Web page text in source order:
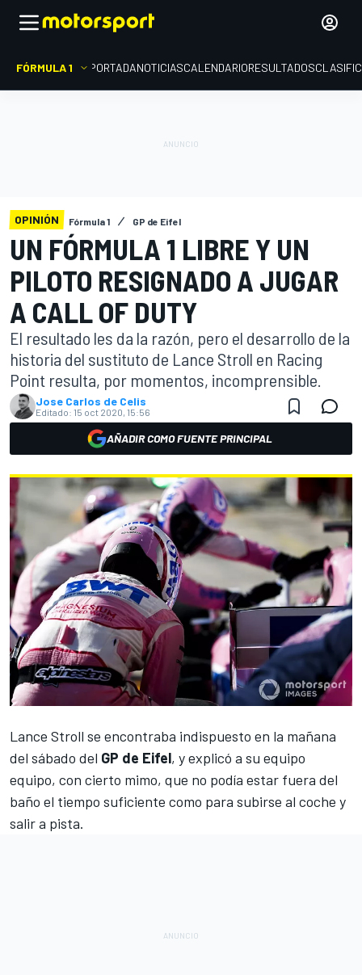
FÓRMULA 1 PORTADANOTICIASCALENDARIORESULTADOS
OPINIÓN Fórmula 1 GP de Eifel
UN FÓRMULA 1 LIBRE Y UN
PILOTO RESIGNADO A JUGAR
A CALL OF DUTY
El resultado les da la razón, pero el desarrollo de la
historia del sustituto de Lance Stroll en Racing
Point resulta, por momentos, incomprensible.
Jose Carlos de Celis
Editado: 15 oct 2020, 15:56
AÑADIR COMO FUENTE PRINCIPAL
Lance Stroll se encontraba indispuesto en la mañana
del sábado del GP de Eifel, y explicó a su equipo
equipo, con cierto mimo, que no podía estar fuera del
baño el tiempo suficiente como para subirse al coche y
salir a pista.